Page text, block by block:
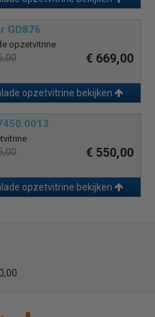
GD876
opzetvitrine
€ 669,00
opzetvitrine bekijken
€ 550,00
opzetvitrine bekijken